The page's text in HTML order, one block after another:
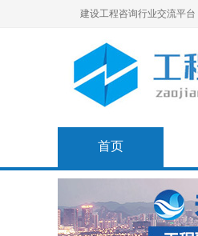
建设工程咨询行业交流平台
首页